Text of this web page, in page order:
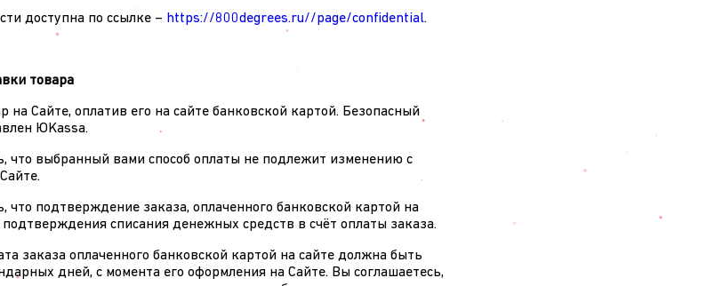
доступна по ссылке – https://800degrees.ru//page/confidential.
товара
на Сайте, оплатив его на сайте банковской картой. Безопасный
ЮKassa.
что выбранный вами способ оплаты не подлежит изменению с
что подтверждение заказа, оплаченного банковской картой на
подтверждения списания денежных средств в счёт оплаты заказа.
заказа оплаченного банковской картой на сайте должна быть
дней, с момента его оформления на Сайте. Вы соглашаетесь,